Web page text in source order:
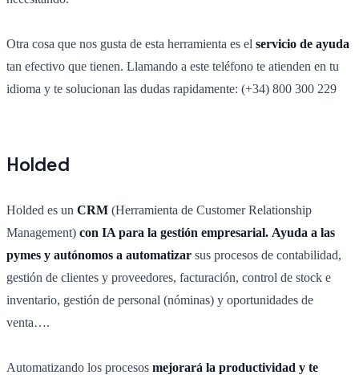
Otra cosa que nos gusta de esta herramienta es el servicio de ayuda
tan efectivo que tienen. Llamando a este teléfono te atienden en tu
idioma y te solucionan las dudas rapidamente: (+34) 800 300 229
Holded
Holded es un CRM (Herramienta de Customer Relationship
Management) con IA para la gestión empresarial. Ayuda a las
pymes y autónomos a automatizar sus procesos de contabilidad,
gestión de clientes y proveedores, facturación, control de stock e
inventario, gestión de personal (nóminas) y oportunidades de
venta….
Automatizando los procesos mejorará la productividad y te